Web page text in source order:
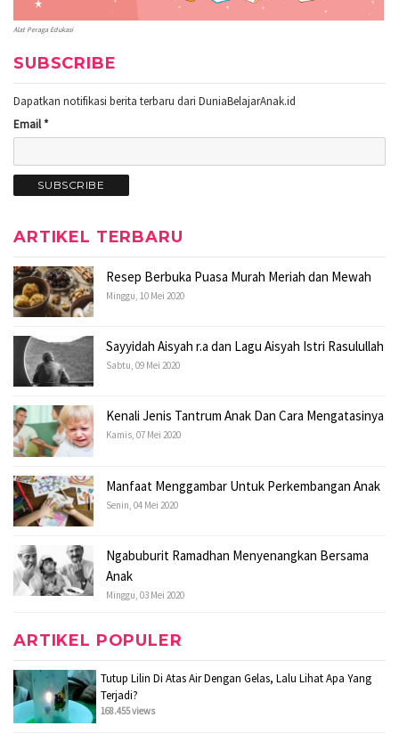
Alat Peraga Edukasi
SUBSCRIBE
Dapatkan notifikasi berita terbaru dari DuniaBelajarAnak.id
Email *
ARTIKEL TERBARU
Resep Berbuka Puasa Murah Meriah dan Mewah
Minggu, 10 Mei 2020
Sayyidah Aisyah r.a dan Lagu Aisyah Istri Rasulullah
Sabtu, 09 Mei 2020
Kenali Jenis Tantrum Anak Dan Cara Mengatasinya
Kamis, 07 Mei 2020
Manfaat Menggambar Untuk Perkembangan Anak
Senin, 04 Mei 2020
Ngabuburit Ramadhan Menyenangkan Bersama
Anak
Minggu, 03 Mei 2020
ARTIKEL POPULER
Tutup Lilin Di Atas Air Dengan Gelas, Lalu Lihat Apa Yang
Terjadi?
168.455 views